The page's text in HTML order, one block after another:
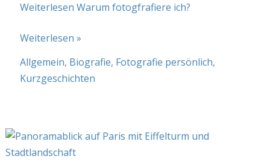
Weiterlesen Warum fotogfrafiere ich?
Warum
ich?
Weiterlesen »
Allgemein, Biografie, Fotografie persönlich,
Kurzgeschichten